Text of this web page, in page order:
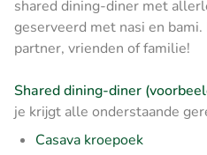
shared dining-diner met
geserveerd met nasi en
partner, vrienden of familie!
Shared dining-diner
je krijgt alle onderstaande
Casava kroepoek